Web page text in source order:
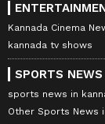
Kannada Cinema
kannada tv shows
SPORTS NEWS
sports news in
Other Sports News